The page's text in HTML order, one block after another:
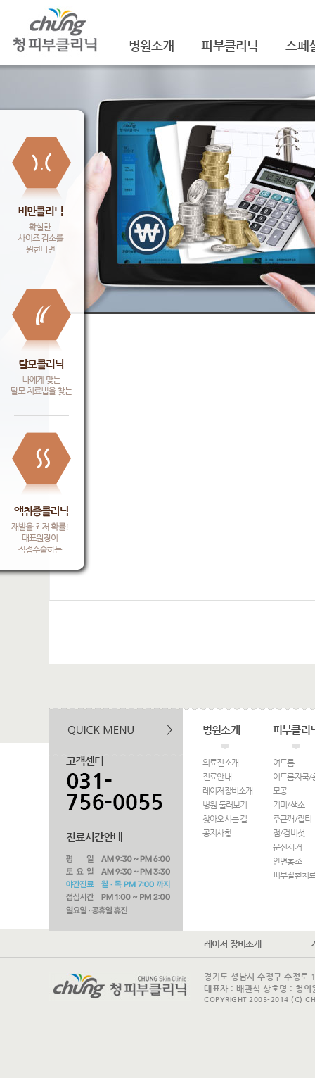
병원소개 피부클리닉 스페
진료안내
레이저장비소개
병원 둘러보기
찾아오시는 길
공지사항
여드름자국/흉터
기미/색소
주근깨/잡티
점/검버섯
문신제거
안면홍조
피부질환치료
셀라
주름/
제모
FNS
물광
아쿠
백옥
신데
슈
셀렉
병원소개
의료진소개
진료안내
레이저장비소개
병원 둘러보기
찾아오시는 길
공지사항
피부클리
여드름
여드름자국/
모공
기미/색소
주근깨/잡티
점/검버섯
문신제거
안면홍조
피부질환치
레이저 장비소개
경기도 성남시 수정구 수정
대표자 : 배관식 상호명 : 청
COPYRIGHT 2005-2014 (C)